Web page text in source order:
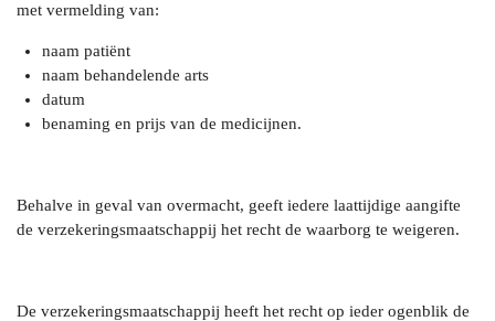
met vermelding van:
naam patiënt
naam behandelende arts
datum
benaming en prijs van de medicijnen.
Behalve in geval van overmacht, geeft iedere laattijdige aangifte
de verzekeringsmaatschappij het recht de waarborg te weigeren.
De verzekeringsmaatschappij heeft het recht op ieder ogenblik de